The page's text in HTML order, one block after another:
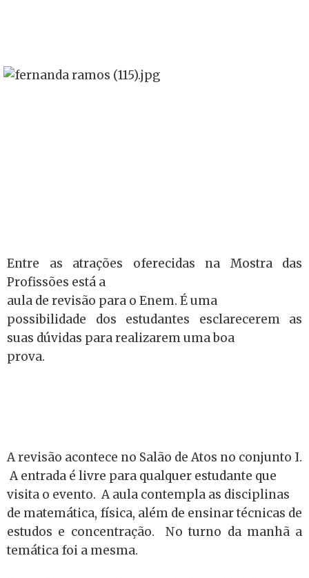
Entre as atrações oferecidas na Mostra das
Profissões está a
aula de revisão para o Enem. É uma
possibilidade dos estudantes esclarecerem as
suas dúvidas para realizarem uma boa
prova.
A revisão acontece no Salão de Atos no conjunto I.
A entrada é livre para qualquer estudante que
visita o evento. A aula contempla as disciplinas
de matemática, física, além de ensinar técnicas de
estudos e concentração. No turno da manhã a
temática foi a mesma.